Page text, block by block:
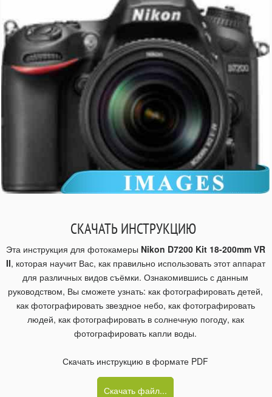
СКАЧАТЬ ИНСТРУКЦИЮ
Эта инструкция для фотокамеры Nikon D7200 Kit 18-200mm VR
II, которая научит Вас, как правильно использовать этот аппарат
для различных видов съёмки. Ознакомившись с данным
руководством, Вы сможете узнать: как фотографировать детей,
как фотографировать звездное небо, как фотографировать
людей, как фотографировать в солнечную погоду, как
фотографировать капли воды.
Скачать инструкцию в формате PDF
Скачать файл...